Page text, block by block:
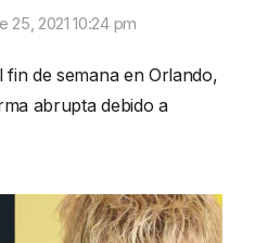
25, 2021 10:24 pm
fin de semana en Orlando,
abrupta debido a